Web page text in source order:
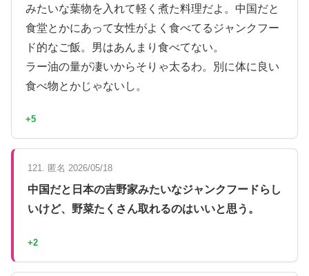
みたいな葉物を入れて軽く煮た料理だよ。中国だと
食堂とかにあって女性がよく食べてるジャンクフー
ド的なご飯。男はあんまり食べてない。
ラー油の量が凄いからそりゃ太るわ。別に体に良い
食べ物とかじゃないし。
+5
121. 匿名 2026/05/18
中国だと日本の吉野家みたいなジャンクフードらし
いけど、野菜たくさん取れるのはいいと思う。
+2